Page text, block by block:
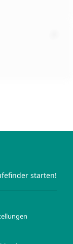
starten!